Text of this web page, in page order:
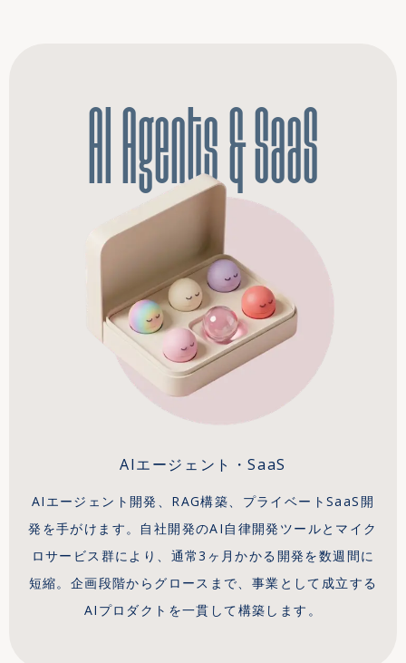
AI Agents & SaaS
AIエージェント・SaaS
AIエージェント開発、RAG構築、プライベートSaaS開
発を手がけます。自社開発のAI自律開発ツールとマイク
ロサービス群により、通常3ヶ月かかる開発を数週間に
短縮。企画段階からグロースまで、事業として成立する
AIプロダクトを一貫して構築します。